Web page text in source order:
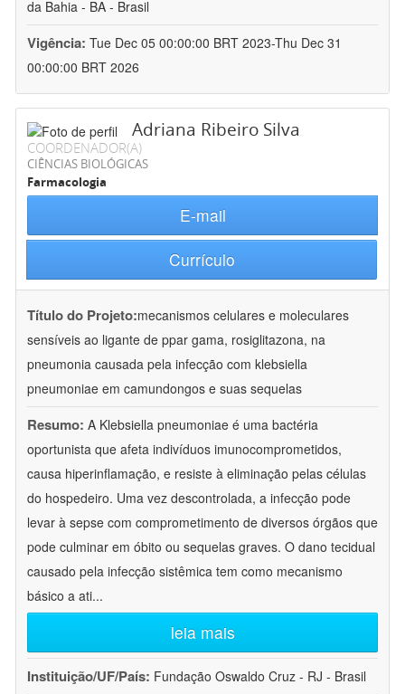
da Bahia - BA - Brasil
Vigência: Tue Dec 05 00:00:00 BRT 2023-Thu Dec 31
00:00:00 BRT 2026
Adriana Ribeiro Silva
COORDENADOR(A)
CIÊNCIAS BIOLÓGICAS
Farmacologia
E-mail
Currículo
Título do Projeto:mecanismos celulares e moleculares
sensíveis ao ligante de ppar gama, rosiglitazona, na
pneumonia causada pela infecção com klebsiella
pneumoniae em camundongos e suas sequelas
Resumo: A Klebsiella pneumoniae é uma bactéria
oportunista que afeta indivíduos imunocomprometidos,
causa hiperinflamação, e resiste à eliminação pelas células
do hospedeiro. Uma vez descontrolada, a infecção pode
levar à sepse com comprometimento de diversos órgãos que
pode culminar em óbito ou sequelas graves. O dano tecidual
causado pela infecção sistêmica tem como mecanismo
básico a ati...
leia mais
Instituição/UF/País: Fundação Oswaldo Cruz - RJ - Brasil